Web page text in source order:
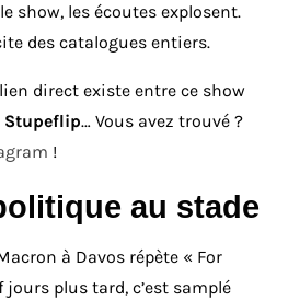
show, les écoutes explosent.
des catalogues entiers.
direct existe entre ce show
Stupeflip… Vous avez trouvé ?
!
au stade
à Davos répète « For
jours plus tard, c’est samplé